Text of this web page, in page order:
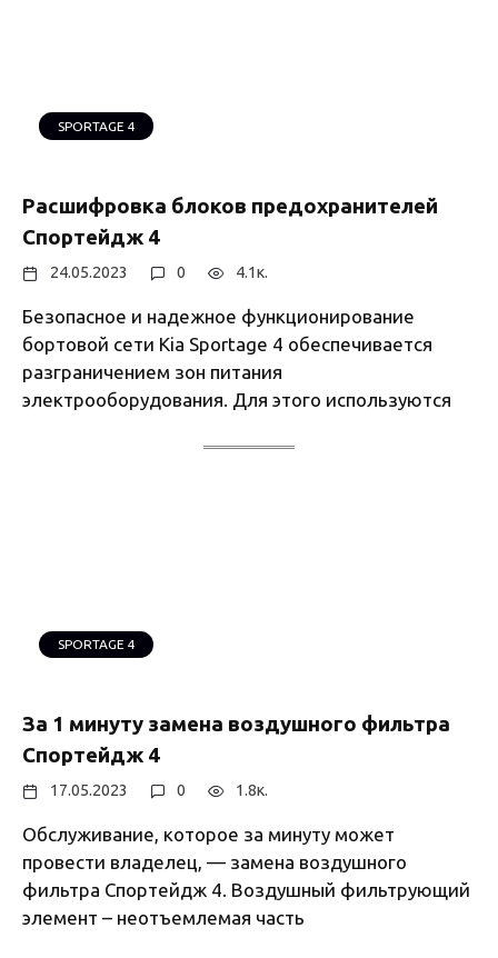
SPORTAGE 4
Расшифровка блоков предохранителей
Спортейдж 4
24.05.2023 0 4.1к.
Безопасное и надежное функционирование
бортовой сети Kia Sportage 4 обеспечивается
разграничением зон питания
электрооборудования. Для этого используются
SPORTAGE 4
За 1 минуту замена воздушного фильтра
Спортейдж 4
17.05.2023 0 1.8к.
Обслуживание, которое за минуту может
провести владелец, — замена воздушного
фильтра Спортейдж 4. Воздушный фильтрующий
элемент – неотъемлемая часть